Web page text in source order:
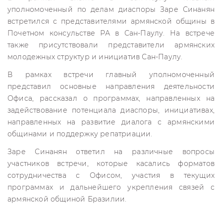
уполномоченный по делам диаспоры Заре Синанян
встретился с представителями армянской общины в
Почетном консульстве РА в Сан-Паулу. На встрече
также присутствовали представители армянских
молодежных структур и инициатив Сан-Паулу.
В рамках встречи главный уполномоченный
представил основные направления деятельности
Офиса, рассказал о программах, направленных на
задействование потенциала диаспоры, инициативах,
направленных на развитие диалога с армянскими
общинами и поддержку репатриации.
Заре Синанян ответил на различные вопросы
участников встречи, которые касались форматов
сотрудничества с Офисом, участия в текущих
программах и дальнейшего укрепления связей с
армянской общиной Бразилии.